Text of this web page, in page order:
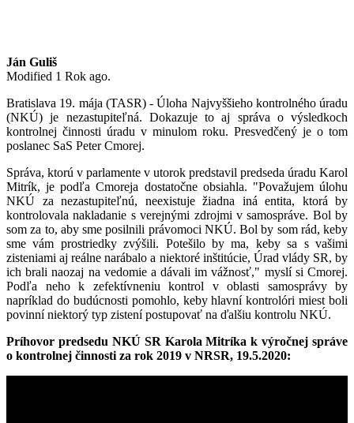
Ján Guliš
Modified 1 Rok ago.
Bratislava 19. mája (TASR) - Úloha Najvyššieho kontrolného úradu
(NKÚ) je nezastupiteľná. Dokazuje to aj správa o výsledkoch
kontrolnej činnosti úradu v minulom roku. Presvedčený je o tom
poslanec SaS Peter Cmorej.
Správa, ktorú v parlamente v utorok predstavil predseda úradu Karol
Mitrík, je podľa Cmoreja dostatočne obsiahla. "Považujem úlohu
NKÚ za nezastupiteľnú, neexistuje žiadna iná entita, ktorá by
kontrolovala nakladanie s verejnými zdrojmi v samospráve. Bol by
som za to, aby sme posilnili právomoci NKÚ. Bol by som rád, keby
sme vám prostriedky zvýšili. Potešilo by ma, keby sa s vašimi
zisteniami aj reálne narábalo a niektoré inštitúcie, Úrad vlády SR, by
ich brali naozaj na vedomie a dávali im vážnosť," myslí si Cmorej.
Podľa neho k zefektívneniu kontrol v oblasti samosprávy by
napríklad do budúcnosti pomohlo, keby hlavní kontrolóri miest boli
povinní niektorý typ zistení postupovať na ďalšiu kontrolu NKÚ.
Príhovor predsedu NKÚ SR Karola Mitríka k výročnej správe
o kontrolnej činnosti za rok 2019 v NRSR, 19.5.2020: